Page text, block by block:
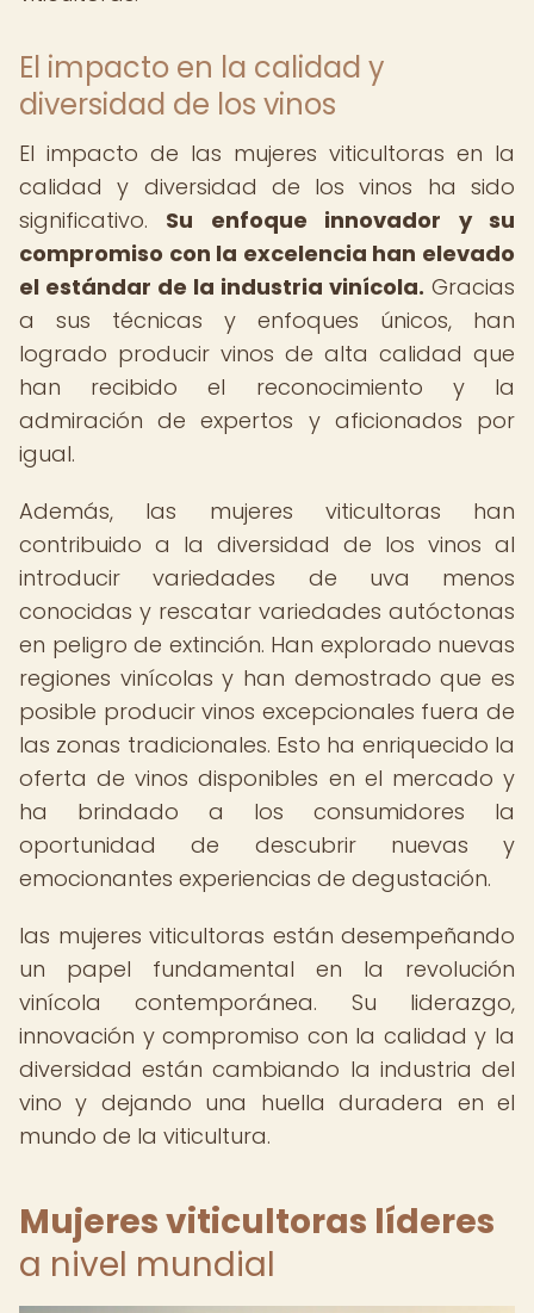
El impacto en la calidad y
diversidad de los vinos
El impacto de las mujeres viticultoras en la
calidad y diversidad de los vinos ha sido
significativo. Su enfoque innovador y su
compromiso con la excelencia han elevado
el estándar de la industria vinícola. Gracias
a sus técnicas y enfoques únicos, han
logrado producir vinos de alta calidad que
han recibido el reconocimiento y la
admiración de expertos y aficionados por
igual.
Además, las mujeres viticultoras han
contribuido a la diversidad de los vinos al
introducir variedades de uva menos
conocidas y rescatar variedades autóctonas
en peligro de extinción. Han explorado nuevas
regiones vinícolas y han demostrado que es
posible producir vinos excepcionales fuera de
las zonas tradicionales. Esto ha enriquecido la
oferta de vinos disponibles en el mercado y
ha brindado a los consumidores la
oportunidad de descubrir nuevas y
emocionantes experiencias de degustación.
las mujeres viticultoras están desempeñando
un papel fundamental en la revolución
vinícola contemporánea. Su liderazgo,
innovación y compromiso con la calidad y la
diversidad están cambiando la industria del
vino y dejando una huella duradera en el
mundo de la viticultura.
Mujeres viticultoras líderes
a nivel mundial